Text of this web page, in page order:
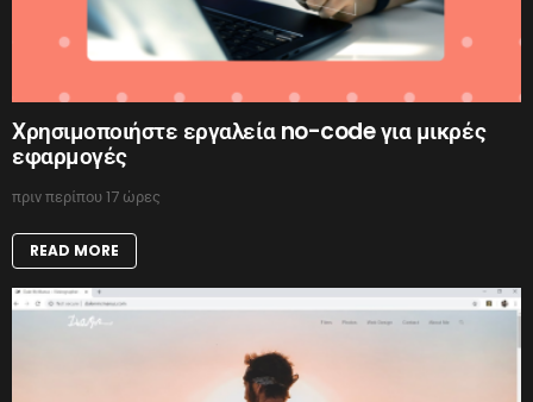
Χρησιμοποιήστε εργαλεία no-code για μικρές
εφαρμογές
πριν περίπου 17 ώρες
READ MORE